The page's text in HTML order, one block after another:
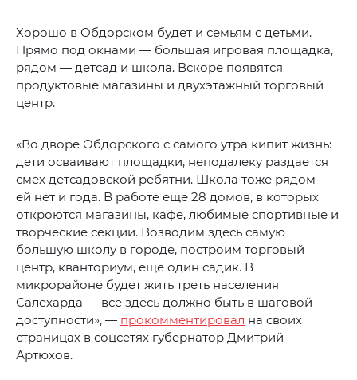
Хорошо в Обдорском будет и семьям с детьми.
Прямо под окнами — большая игровая площадка,
рядом — детсад и школа. Вскоре появятся
продуктовые магазины и двухэтажный торговый
центр.
«Во дворе Обдорского с самого утра кипит жизнь:
дети осваивают площадки, неподалеку раздается
смех детсадовской ребятни. Школа тоже рядом —
ей нет и года. В работе еще 28 домов, в которых
откроются магазины, кафе, любимые спортивные и
творческие секции. Возводим здесь самую
большую школу в городе, построим торговый
центр, кванториум, еще один садик. В
микрорайоне будет жить треть населения
Салехарда — все здесь должно быть в шаговой
доступности», — прокомментировал на своих
страницах в соцсетях губернатор Дмитрий
Артюхов.